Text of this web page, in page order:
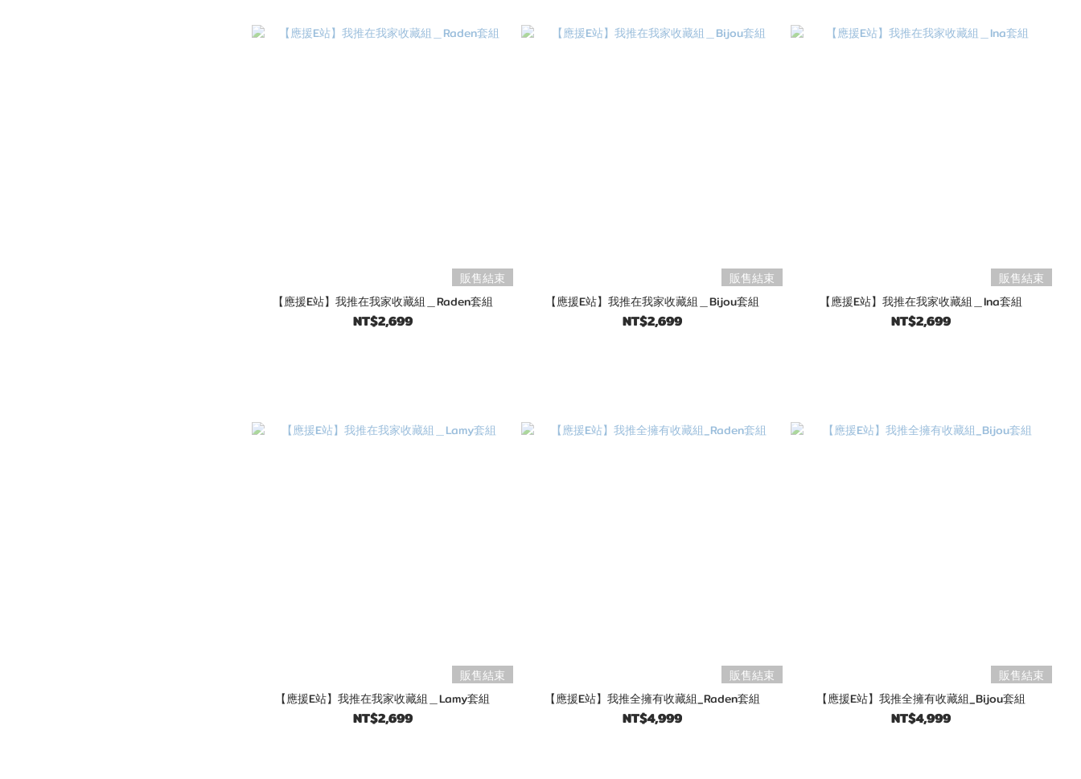
販售結束
【應援E站】我推在我家收藏組＿Raden套組
NT$2,699
販售結束
【應援E站】我推在我家收藏組＿Bijou套組
NT$2,699
販售結束
【應援E站】我推在我家收藏組＿Ina套組
NT$2,699
販售結束
【應援E站】我推在我家收藏組＿Lamy套組
NT$2,699
販售結束
【應援E站】我推全擁有收藏組_Raden套組
NT$4,999
販售結束
【應援E站】我推全擁有收藏組_Bijou套組
NT$4,999